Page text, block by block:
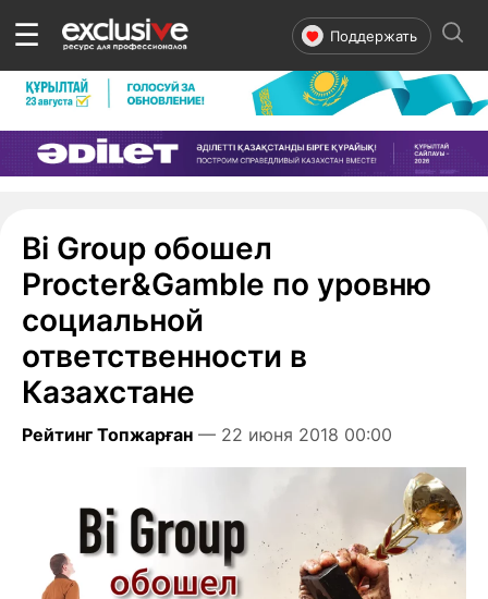
☰ Поддержать
Bi Group обошел
Procter&Gamble по уровню
социальной
ответственности в
Казахстане
Рейтинг Топжарған — 22 июня 2018 00:00